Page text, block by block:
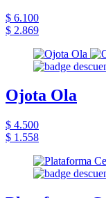
$ 6.100
$ 2.869
Ojota Ola
$ 4.500
$ 1.558